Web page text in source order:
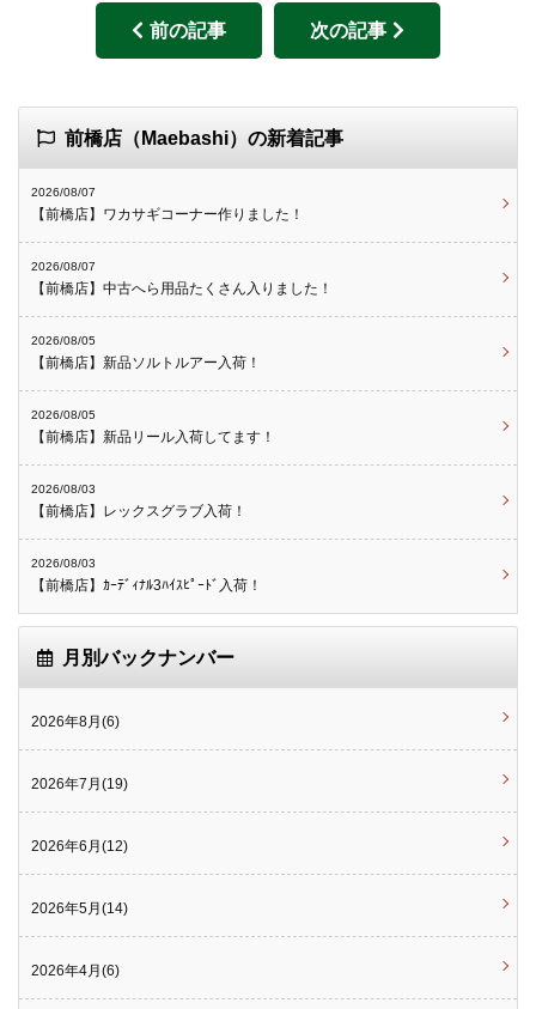
前の記事 次の記事
前橋店（Maebashi）の新着記事
2026/08/07
【前橋店】ワカサギコーナー作りました！
2026/08/07
【前橋店】中古へら用品たくさん入りました！
2026/08/05
【前橋店】新品ソルトルアー入荷！
2026/08/05
【前橋店】新品リール入荷してます！
2026/08/03
【前橋店】レックスグラブ入荷！
2026/08/03
【前橋店】ｶｰﾃﾞｨﾅﾙ3ﾊｲｽﾋﾟｰﾄﾞ入荷！
月別バックナンバー
2026年8月(6)
2026年7月(19)
2026年6月(12)
2026年5月(14)
2026年4月(6)